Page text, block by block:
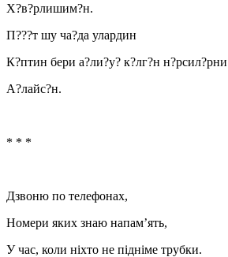
Х?в?рлишим?н.
П???т шу ча?да улардин
К?птин бери а?ли?у? к?лг?н н?рсил?рни
А?лайс?н.
* * *
Дзвоню по телефонах,
Номери яких знаю напам’ять,
У час, коли ніхто не підніме трубки.